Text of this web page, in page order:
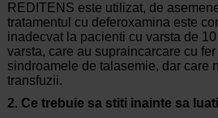
REDITENS este utilizat, de
tratamentul cu deferoxamina este
inadecvat la pacienti cu varsta de
varsta, care au supraincarcare cu
sindroamele de talasemie, dar care
transfuzii.
2. Ce trebuie sa stiti inainte sa